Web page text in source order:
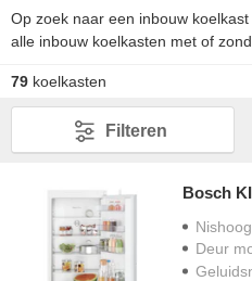
Op zoek naar een inbouw
alle inbouw koelkasten met of
verschillende uitvoeringen: met
systeem, energiezuinig en zeer
keuken nauwkeurig op en kies
een inbouw koelkast gaat kopen.
79 koelkasten
Filteren
Bosch
Deur